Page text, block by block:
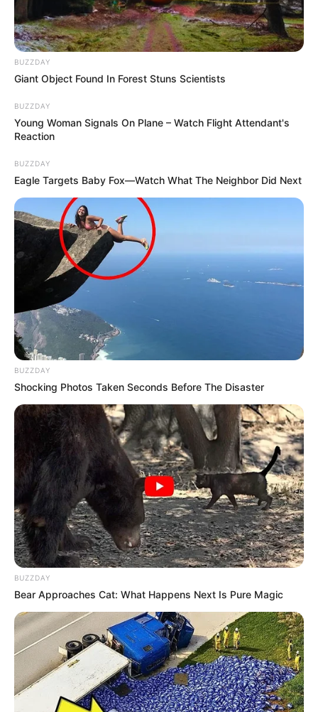
BUZZDAY
Giant Object Found In Forest Stuns Scientists
BUZZDAY
Young Woman Signals On Plane – Watch Flight Attendant's
Reaction
BUZZDAY
Eagle Targets Baby Fox—Watch What The Neighbor Did Next
BUZZDAY
Shocking Photos Taken Seconds Before The Disaster
BUZZDAY
Bear Approaches Cat: What Happens Next Is Pure Magic